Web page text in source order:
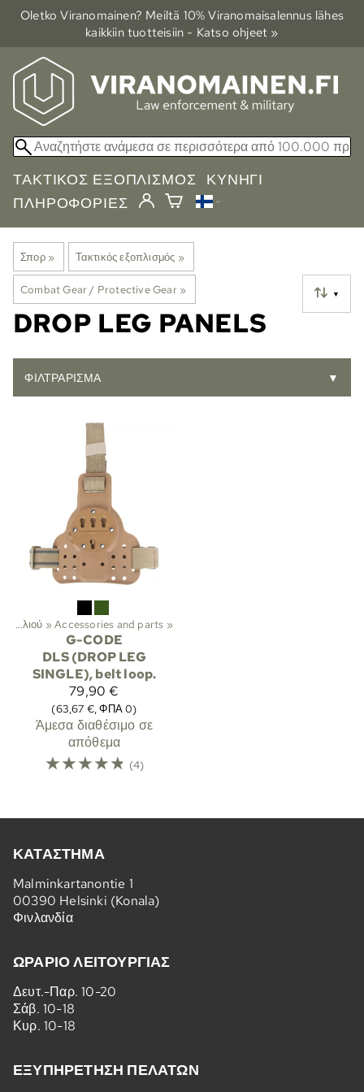
Oletko Viranomainen? Meiltä 10% Viranomais­alennus lähes
kaikkiin tuotteisiin - Katso ohjeet »
ΤΑΚΤΙΚΌΣ ΕΞΟΠΛΙΣΜΌΣ
ΚΥΝΉΓΙ
ΠΛΗΡΟΦΟΡΊΕΣ
Σπορ ‪» Τακτικός εξοπλισμός ‪»
Combat Gear / Protective Gear ‪» ▼
DROP LEG PANELS
ΦΙΛΤΡΆΡΙΣΜΑ ▼
Θήκες πιστολιού ‪»Accessories and parts ‪»
G-CODE
DLS (DROP LEG
SINGLE), belt loop.
79,90 €
(63,67 €, ΦΠΑ 0)
Άμεσα διαθέσιμο σε
απόθεμα
☆☆☆☆☆ (4)
ΚΑΤΆΣΤΗΜΑ
Malminkartanontie 1
00390 Helsinki (Konala)
Φινλανδία
ΩΡΆΡΙΟ ΛΕΙΤΟΥΡΓΊΑΣ
Δευτ.-Παρ. 10-20
Σάβ. 10-18
Κυρ. 10-18
ΕΞΥΠΗΡΈΤΗΣΗ ΠΕΛΑΤΏΝ